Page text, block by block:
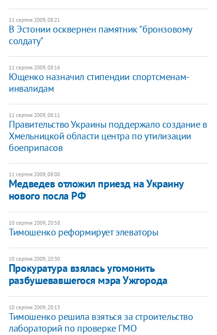
11 серпня 2009, 08:21
В Эстонии осквернен памятник "бронзовому
солдату"
11 серпня 2009, 08:16
Ющенко назначил стипендии спортсменам-
инвалидам
11 серпня 2009, 08:11
Правительство Украины поддержало создание в
Хмельницкой области центра по утилизации
боеприпасов
11 серпня 2009, 08:00
Медведев отложил приезд на Украину
нового посла РФ
10 серпня 2009, 20:58
Тимошенко реформирует элеваторы
10 серпня 2009, 20:30
Прокуратура взялась угомонить
разбушевавшегося мэра Ужгорода
10 серпня 2009, 20:13
Тимошенко решила взяться за строительство
лабораторий по проверке ГМО